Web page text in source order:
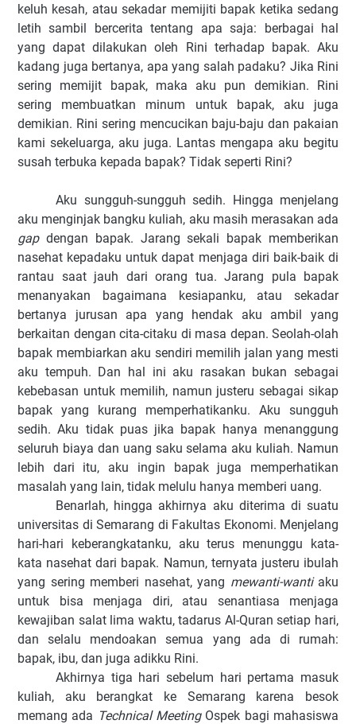
keluh kesah, atau sekadar memijiti bapak ketika sedang
letih sambil bercerita tentang apa saja: berbagai hal
yang dapat dilakukan oleh Rini terhadap bapak. Aku
kadang juga bertanya, apa yang salah padaku? Jika Rini
sering memijit bapak, maka aku pun demikian. Rini
sering membuatkan minum untuk bapak, aku juga
demikian. Rini sering mencucikan baju-baju dan pakaian
kami sekeluarga, aku juga. Lantas mengapa aku begitu
susah terbuka kepada bapak? Tidak seperti Rini?
Aku sungguh-sungguh sedih. Hingga menjelang
aku menginjak bangku kuliah, aku masih merasakan ada
gapdengan bapak. Jarang sekali bapak memberikan
nasehat kepadaku untuk dapat menjaga diri baik-baik di
rantau saat jauh dari orang tua. Jarang pula bapak
menanyakan bagaimana kesiapanku, atau sekadar
bertanya jurusan apa yang hendak aku ambil yang
berkaitan dengan cita-citaku di masa depan. Seolah-olah
bapak membiarkan aku sendiri memilih jalan yang mesti
aku tempuh. Dan hal ini aku rasakan bukan sebagai
kebebasan untuk memilih, namun justeru sebagai sikap
bapak yang kurang memperhatikanku. Aku sungguh
sedih. Aku tidak puas jika bapak hanya menanggung
seluruh biaya dan uang saku selama aku kuliah. Namun
lebih dari itu, aku ingin bapak juga memperhatikan
masalah yang lain, tidak melulu hanya memberi uang.
Benarlah, hingga akhirnya aku diterima di suatu
universitas di Semarang di Fakultas Ekonomi. Menjelang
hari-hari keberangkatanku, aku terus menunggu kata-
kata nasehat dari bapak. Namun, ternyata justeru ibulah
yang sering memberi nasehat, yang mewanti-wantiaku
untuk bisa menjaga diri, atau senantiasa menjaga
kewajiban salat lima waktu, tadarus Al-Quran setiap hari,
dan selalu mendoakan semua yang ada di rumah:
bapak, ibu, dan juga adikku Rini.
Akhirnya tiga hari sebelum hari pertama masuk
kuliah, aku berangkat ke Semarang karena besok
memang ada Technical MeetingOspek bagi mahasiswa